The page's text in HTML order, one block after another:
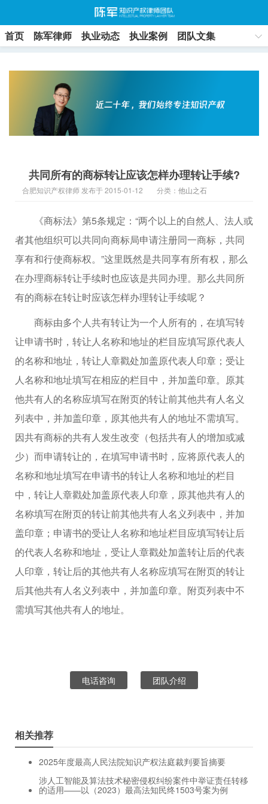
首页 陈军律师 执业动态 执业案例
团队文集
共同所有的商标转让应该怎样办理转让手续?
合肥知识产权律师 发布于 2015-01-12 分类： 他山之石
《商标法》第5条规定：“两个以上的自然人、法人或
者其他组织可以共同向商标局申请注册同一商标，共同
享有和行使商标权。”这里既然是共同享有所有权，那么
在办理商标转让手续时也应该是共同办理。那么共同所
有的商标在转让时应该怎样办理转让手续呢？
商标由多个人共有转让为一个人所有的，在填写转
让申请书时，转让人名称和地址的栏目应填写原代表人
的名称和地址，转让人章戳处加盖原代表人印章；受让
人名称和地址填写在相应的栏目中，并加盖印章。原其
他共有人的名称应填写在附页的转让前其他共有人名义
列表中，并加盖印章，原其他共有人的地址不需填写。
因共有商标的共有人发生改变（包括共有人的增加或减
少）而申请转让的，在填写申请书时，应将原代表人的
名称和地址填写在申请书的转让人名称和地址的栏目
中，转让人章戳处加盖原代表人印章，原其他共有人的
名称填写在附页的转让前其他共有人名义列表中，并加
盖印章；申请书的受让人名称和地址栏目应填写转让后
的代表人名称和地址，受让人章戳处加盖转让后的代表
人印章，转让后的其他共有人名称应填写在附页的转让
后其他共有人名义列表中，并加盖印章。附页列表中不
需填写其他共有人的地址。
电话咨询 团队介绍
相关推荐
2025年度最高人民法院知识产权法庭裁判要旨摘要
涉人工智能及算法技术秘密侵权纠纷案件中举证责任转移
的适用——以（2023）最高法知民终1503号案为例